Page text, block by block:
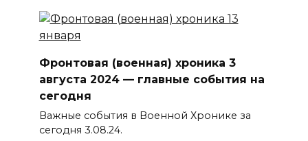
Фронтовая (военная) хроника 3
августа 2024 — главные события на
сегодня
Важные события в Военной Хронике за
сегодня 3.08.24.